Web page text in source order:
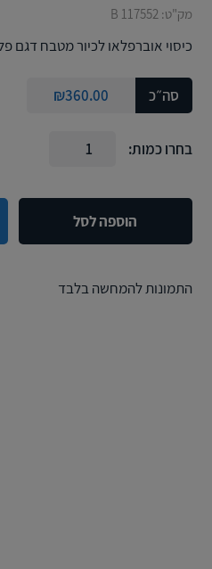
מק"ט: B 117552
כיסוי אוברפלאו לכיור מטבח דגם
סה״כ ₪360.00
בחרו כמות:
הוספה לסל
התמונות להמחשה בלבד